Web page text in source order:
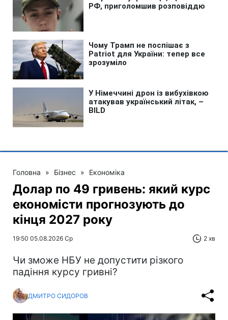
Головна » Бізнес » Економіка
Долар по 49 гривень: який курс
економісти прогнозують до
кінця 2027 року
19:50 05.08.2026 Ср 2 хв
Чи зможе НБУ не допустити різкого
падіння курсу гривні?
ДМИТРО СИДОРОВ